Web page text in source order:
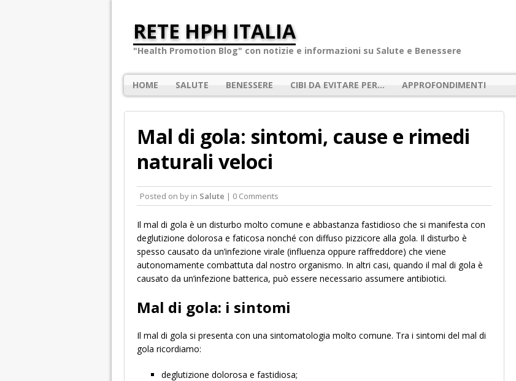
RETE HPH ITALIA
"Health Promotion Blog" con notizie e informazioni su Salute e Benessere
HOME SALUTE BENESSERE CIBI DA EVITARE PER… APPROFONDIMENTI
Mal di gola: sintomi, cause e rimedi
naturali veloci
Posted on by in Salute | 0 Comments
Il mal di gola è un disturbo molto comune e abbastanza fastidioso che si manifesta con
deglutizione dolorosa e faticosa nonché con diffuso pizzicore alla gola. Il disturbo è
spesso causato da un’infezione virale (influenza oppure raffreddore) che viene
autonomamente combattuta dal nostro organismo. In altri casi, quando il mal di gola è
causato da un’infezione batterica, può essere necessario assumere antibiotici.
Mal di gola: i sintomi
Il mal di gola si presenta con una sintomatologia molto comune. Tra i sintomi del mal di
gola ricordiamo:
deglutizione dolorosa e fastidiosa;